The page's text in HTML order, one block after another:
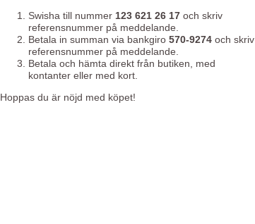
Swisha till nummer 123 621 26 17 och skriv
referensnummer på meddelande.
Betala in summan via bankgiro 570-9274 och skriv
referensnummer på meddelande.
Betala och hämta direkt från butiken, med
kontanter eller med kort.
Hoppas du är nöjd med köpet!